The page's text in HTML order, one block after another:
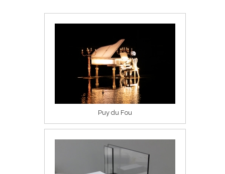
Puy du Fou